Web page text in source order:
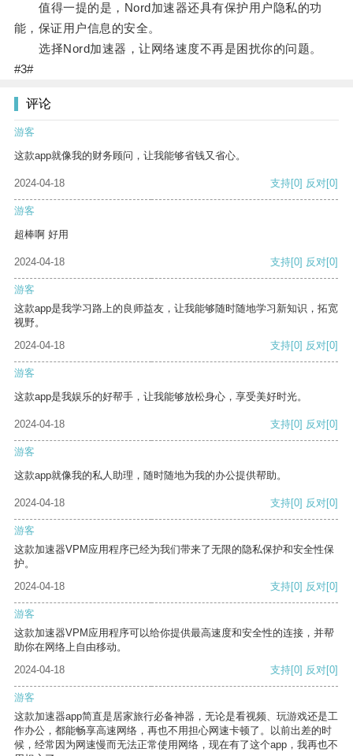
值得一提的是，Nord加速器还具有保护用户隐私的功
能，保证用户信息的安全。
选择Nord加速器，让网络速度不再是困扰你的问题。
#3#
评论
游客
这款app就像我的财务顾问，让我能够省钱又省心。
2024-04-18 支持[0] 反对[0]
游客
超棒啊 好用
2024-04-18 支持[0] 反对[0]
游客
这款app是我学习路上的良师益友，让我能够随时随地学习新知识，拓宽
视野。
2024-04-18
支持[0] 反对[0]
游客
这款app是我娱乐的好帮手，让我能够放松身心，享受美好时光。
2024-04-18 支持[0] 反对[0]
游客
这款app就像我的私人助理，随时随地为我的办公提供帮助。
2024-04-18 支持[0] 反对[0]
游客
这款加速器VPM应用程序已经为我们带来了无限的隐私保护和安全性保
护。
2024-04-18
支持[0] 反对[0]
游客
这款加速器VPM应用程序可以给你提供最高速度和安全性的连接，并帮
助你在网络上自由移动。
2024-04-18
支持[0] 反对[0]
游客
这款加速器app简直是居家旅行必备神器，无论是看视频、玩游戏还是工
作办公，都能畅享高速网络，再也不用担心网速卡顿了。以前出差的时
候，经常因为网速慢而无法正常使用网络，现在有了这个app，我再也不